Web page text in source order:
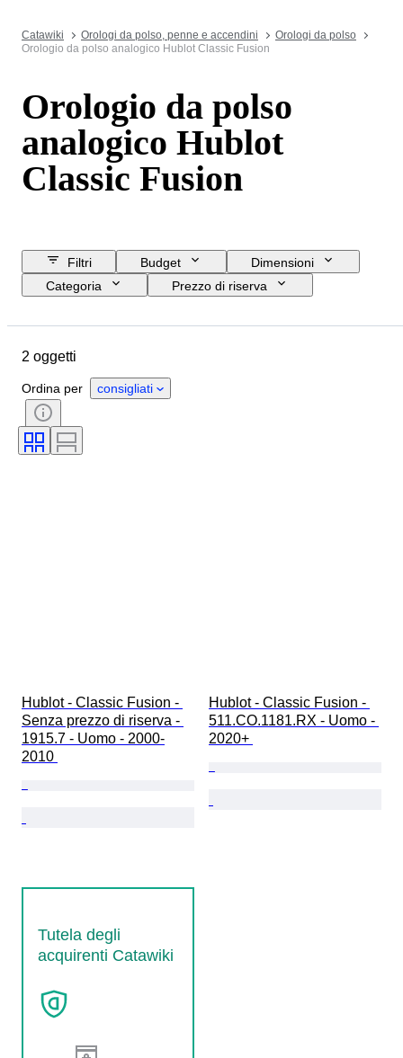
Catawiki Orologi da polso, penne e accendini
Orologi da polso
Orologio da polso analogico Hublot Classic Fusion
Orologio da polso
analogico Hublot
Classic Fusion
Filtri Budget
Dimensioni
Categoria
Prezzo di riserva
Oggetto
Condizioni
Movimento dell'orologio
Lunghezza del cinturino dell’orologio
Materiale del cinturino dell’orologio
2 oggetti
Ordina per consigliati
Hublot - Classic Fusion -
Senza prezzo di riserva -
1915.7 - Uomo - 2000-
2010
Hublot - Classic Fusion -
511.CO.1181.RX - Uomo -
2020+
Tutela degli
acquirenti Catawiki